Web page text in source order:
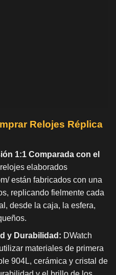
Relojes Réplica
1:1 Comparada con el
elaborados
están fabricados con una
replicando fielmente cada
desde la caja, la esfera,
y Durabilidad: DWatch
materiales de primera
904L, cerámica y cristal de